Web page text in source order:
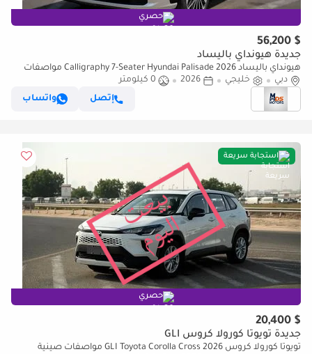
حصري
$ 56,200
جديدة هيونداي باليساد
هيونداي باليساد Calligraphy 7-Seater Hyundai Palisade 2026 مواصفات
خليجية
دبي خليجي 2026
0 كيلومتر
إتصل
واتساب
استجابة سريعة
حصري
$ 20,400
جديدة تويوتا كورولا كروس GLI
تويوتا كورولا كروس GLI Toyota Corolla Cross 2026 مواصفات صينية